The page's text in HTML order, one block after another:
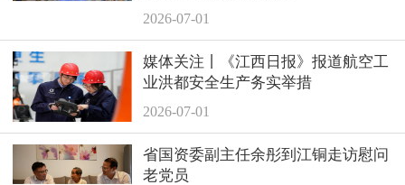
2026-07-01
媒体关注丨《江西日报》报道航空工
业洪都安全生产务实举措
2026-07-01
省国资委副主任余彤到江铜走访慰问
老党员